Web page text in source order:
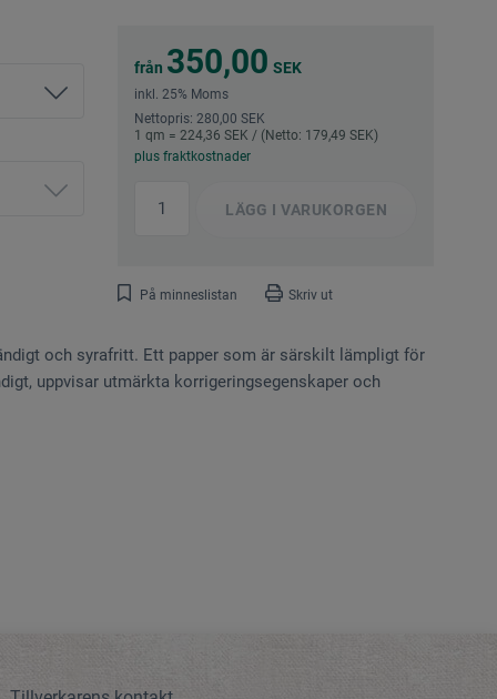
från 350,00 SEK
inkl. 25% Moms
Nettopris: 280,00 SEK
1 qm = 224,36 SEK / (Netto: 179,49 SEK)
plus fraktkostnader
LÄGG I VARUKORGEN
På minneslistan Skriv ut
och syrafritt. Ett papper som är särskilt lämpligt för
uppvisar utmärkta korrigeringsegenskaper och